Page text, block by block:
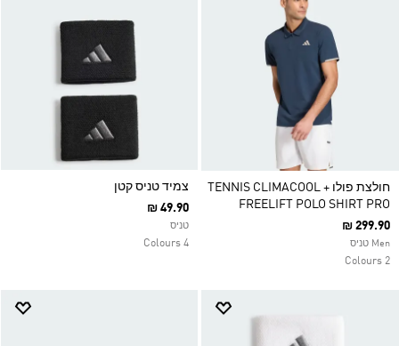
חולצת פולו TENNIS CLIMACOOL +
FREELIFT POLO SHIRT PRO
₪ 299.90
Men טניס
2 Colours
צמיד טניס קטן
₪ 49.90
טניס
4 Colours